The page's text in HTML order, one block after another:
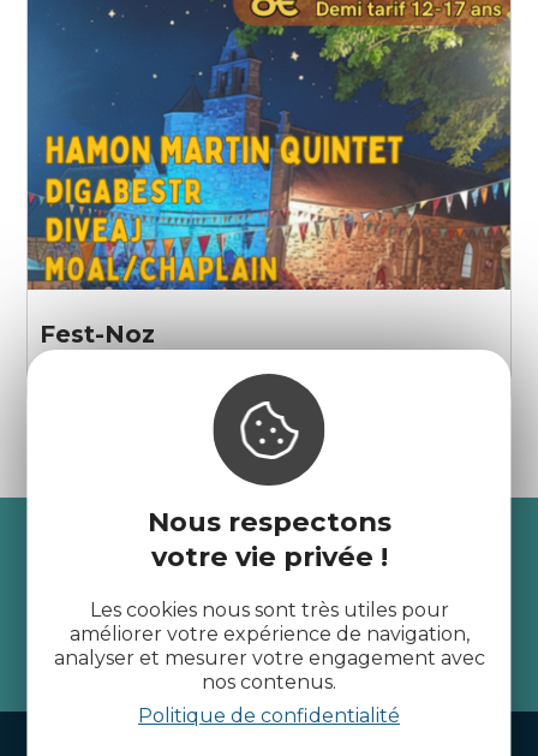
Nous respectons
votre vie privée !
Les cookies nous sont très utiles pour
améliorer votre expérience de navigation,
analyser et mesurer votre engagement avec
nos contenus.
Politique de confidentialité
Fest-Noz
Recevez l’actualité des
Côtes d’Armor
je m'abonne